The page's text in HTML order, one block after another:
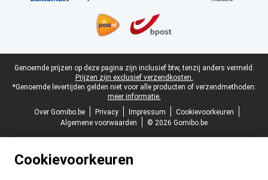
Juridische voettekst
Genoemde prijzen op deze pagina zijn inclusief btw, tenzij anders vermeld.
Prijzen zijn exclusief verzendkosten.
*Genoemde levertijden gelden niet voor alle producten of verzendmethoden:
meer informatie.
Over Gomibo.be
Privacy Impressum
Cookievoorkeuren
Algemene voorwaarden
© 2026 Gomibo.be
Cookievoorkeuren